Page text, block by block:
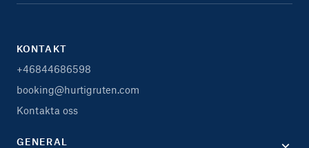
KONTAKT
+46844686598
booking@hurtigruten.com
Kontakta oss
GENERAL